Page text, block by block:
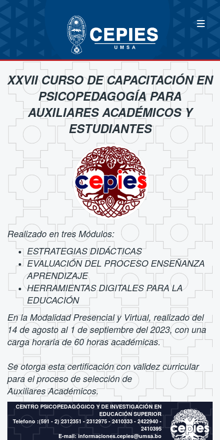
XXVII CURSO DE CAPACITACIÓN EN
PSICOPEDAGOGÍA PARA
AUXILIARES ACADÉMICOS Y
ESTUDIANTES
Realizado en tres Módulos:
ESTRATEGIAS DIDÁCTICAS
EVALUACIÓN DEL PROCESO ENSEÑANZA
APRENDIZAJE
HERRAMIENTAS DIGITALES PARA LA
EDUCACIÓN
En la Modalidad Presencial y Virtual, realizado del
14 de agosto al 1 de septiembre del 2023, con una
carga horaria de 60 horas académicas.
Se otorga esta certificación con validez curricular
para el proceso de selección de
Auxiliares Académicos.
CENTRO PSICOPEDAGÓGICO Y DE INVESTIGACIÓN EN
EDUCACIÓN SUPERIOR
Telefono :(591 - 2) 2312351 - 2312975 - 2410333 - 2422940 -
2410395
E-mail: informaciones.cepies@umsa.bo